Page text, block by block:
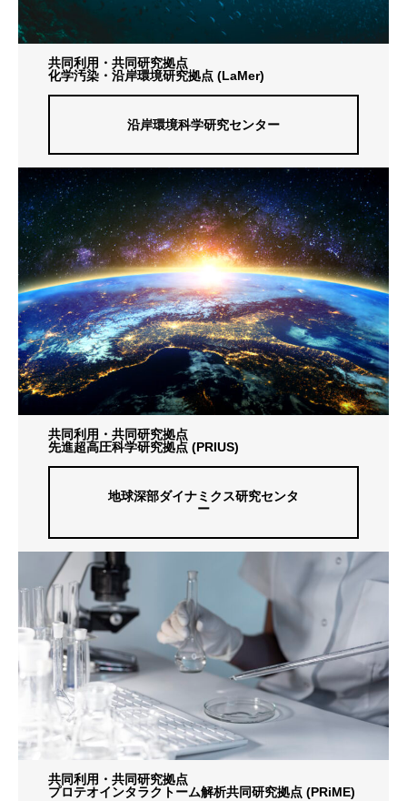
共同利用・共同研究拠点
化学汚染・沿岸環境研究拠点 (LaMer)
沿岸環境科学研究センター
共同利用・共同研究拠点
先進超高圧科学研究拠点 (PRIUS)
地球深部ダイナミクス研究センタ
ー
共同利用・共同研究拠点
プロテオインタラクトーム解析共同研究拠点 (PRiME)